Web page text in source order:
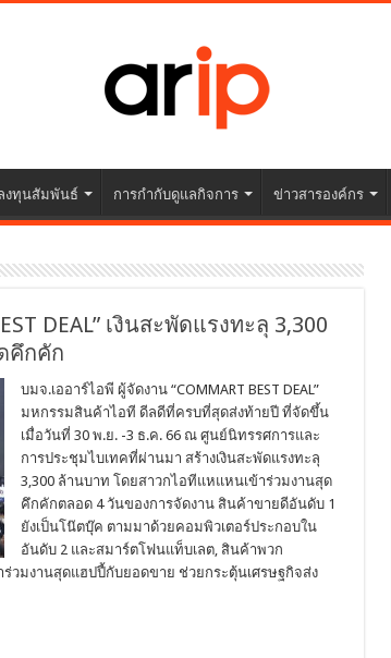
งทุนสัมพันธ์ การกำกับดูแลกิจการ ข่าวสารองค์กร
DEAL” เงินสะพัดแรงทะลุ 3,300
คึกคัก
บมจ.เออาร์ไอพี ผู้จัดงาน “COMMART BEST DEAL”
มหกรรมสินค้าไอที ดีลดีที่ครบที่สุดส่งท้ายปี ที่จัดขึ้น
เมื่อวันที่ 30 พ.ย. -3 ธ.ค. 66 ณ ศูนย์นิทรรศการและ
การประชุมไบเทคที่ผ่านมา สร้างเงินสะพัดแรงทะลุ
3,300 ล้านบาท โดยสาวกไอทีแหแหนเข้าร่วมงานสุด
คึกคักตลอด 4 วันของการจัดงาน สินค้าขายดีอันดับ 1
ยังเป็นโน๊ตบุ๊ค ตามมาด้วยคอมพิวเตอร์ประกอบใน
อันดับ 2 และสมาร์ตโฟนแท็บเลต, สินค้าพวก
วมงานสุดแฮปปี้กับยอดขาย ช่วยกระตุ้นเศรษฐกิจส่ง